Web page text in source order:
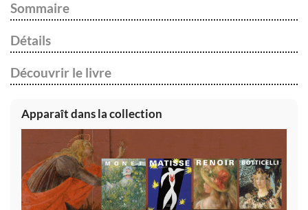
Sommaire
Détails
Découvrir le livre
Apparaît dans la collection